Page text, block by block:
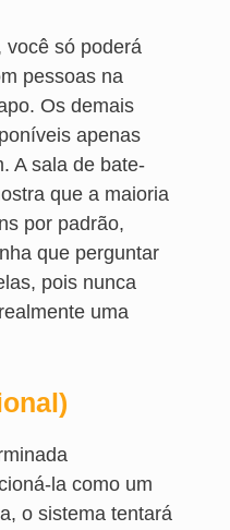
você só poderá
pessoas na
Os demais
apenas
A sala de bate-
que a maioria
por padrão,
que perguntar
pois nunca
uma
la como um
o sistema tentará